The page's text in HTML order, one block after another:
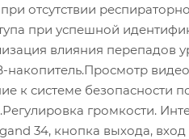
отсутствии
при успешной
влияния перепадов
накопитель.Просмотр
к системе безопасности
громкости.
34, кнопка выхода,